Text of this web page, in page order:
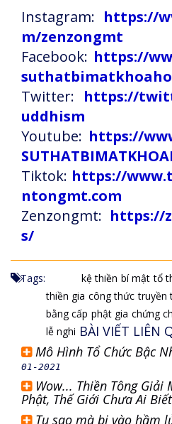
Instagram: https://
m/zenzongmt
Facebook: https://
Twitter: https://
uddhism
Youtube: https://
Tiktok: https://
ntongmt.com
Zenzongmt: https://
s/
Tags: kệ thiền bí mật tổ
thiền gia công thức truyền
bằng cấp phật gia chứng
lễ nghi BÀI VIẾT LIÊN
Mô Hình Tổ Chức Bậc
01-2021
Wow... Thiền Tông Giải
Phật, Thế Giới Chưa Ai
Tu sao mà bị vào hầm